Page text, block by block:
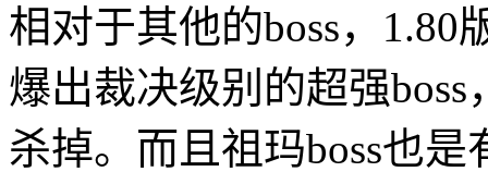
相对于其他的boss，
爆出裁决级别的超强
杀掉。而且祖玛boss也